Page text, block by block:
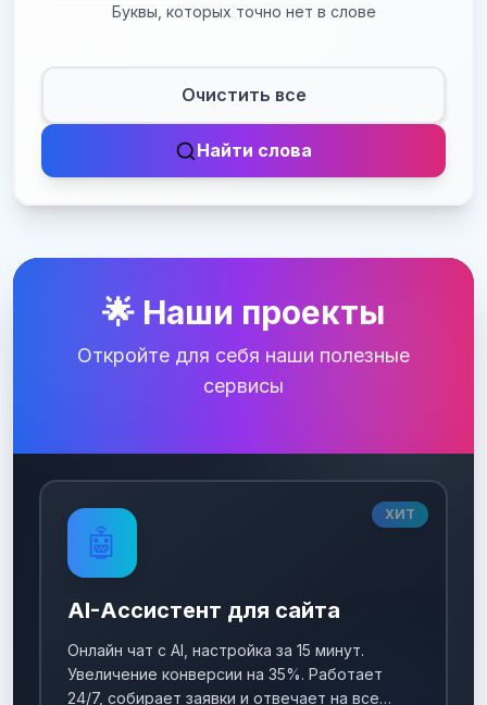
Буквы, которых точно нет в слове
Очистить все
Найти слова
🌟 Наши проекты
Откройте для себя наши полезные
сервисы
ХИТ
🤖
AI-Ассистент для сайта
Онлайн чат с AI, настройка за 15 минут.
Увеличение конверсии на 35%. Работает
24/7, собирает заявки и отвечает на все